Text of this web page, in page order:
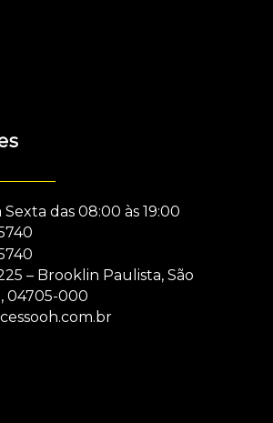
das 08:00 às 19:00
– Brooklin Paulista, São
04705-000